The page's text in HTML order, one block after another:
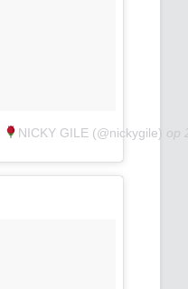
NICKY GILE (@nickygile) op